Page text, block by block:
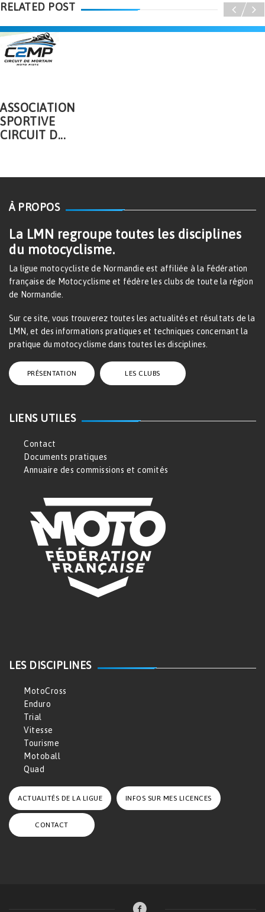
RELATED POST
ASSOCIATION
SPORTIVE
CIRCUIT D...
À PROPOS
La LMN regroupe toutes les disciplines
du motocyclisme.
La ligue motocycliste de Normandie est affiliée à la Fédération
française de Motocyclisme et fédère les clubs de toute la région
de Normandie.
Sur ce site, vous trouverez toutes les actualités et résultats de la
LMN, et des informations pratiques et techniques concernant la
pratique du motocyclisme dans toutes les disciplines.
PRÉSENTATION LES CLUBS
LIENS UTILES
Contact
Documents pratiques
Annuaire des commissions et comités
LES DISCIPLINES
MotoCross
Enduro
Trial
Vitesse
Tourisme
Motoball
Quad
ACTUALITÉS DE LA LIGUE INFOS SUR MES LICENCES
CONTACT